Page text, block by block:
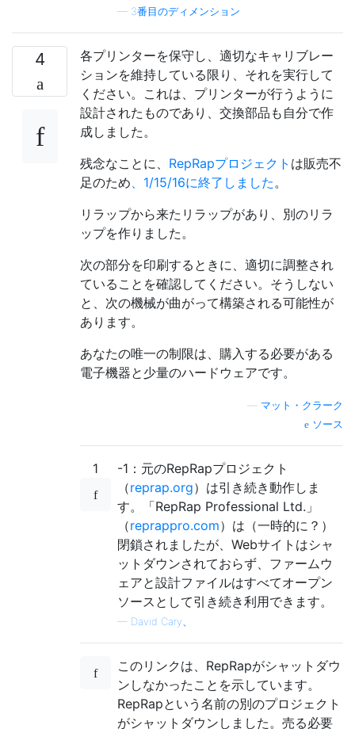
— 3番目のディメンション
4
各プリンターを保守し、適切なキャリブレー
ションを維持している限り、それを実行して
ください。これは、プリンターが行うように
設計されたものであり、交換部品も自分で作
成しました。
残念なことに、 RepRapプロジェクト は販売不
足のため 、1/15/16に終了しました 。
リラップから来たリラップがあり、別のリラ
ップを作りました。
次の部分を印刷するときに、適切に調整され
ていることを確認してください。そうしない
と、次の機械が曲がって構築される可能性が
あります。
あなたの唯一の制限は、購入する必要がある
電子機器と少量のハードウェアです。
マット・クラーク
ソース
1
-1：元のRepRapプロジェクト
（reprap.org）は引き続き動作しま
す。「RepRap Professional Ltd.」
（reprappro.com）は（一時的に？）
閉鎖されましたが、Webサイトはシャ
ットダウンされておらず、ファームウ
ェアと設計ファイルはすべてオープン
ソースとして引き続き利用できます。
— David Cary、
このリンクは、RepRapがシャットダウ
ンしなかったことを示しています。
RepRapという名前の別のプロジェクト
がシャットダウンしました。売る必要